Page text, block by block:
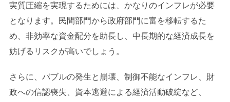
実質圧縮を実現するためには、かなりのインフレが必要
となります。民間部門から政府部門に富を移転するた
め、非効率な資金配分を助長し、中長期的な経済成長を
妨げるリスクが高いでしょう。
さらに、バブルの発生と崩壊、制御不能なインフレ、財
政への信認喪失、資本逃避による経済活動破綻など、